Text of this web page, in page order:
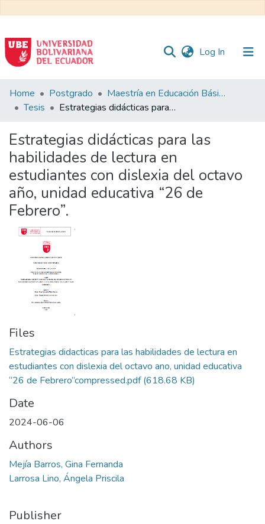
Log In (current)
Communities
&
All of DSpace
Statistics
Home Postgrado
Maestría en Educación Básica
Tesis
Estrategias didácticas para las habilidades de lectura en estudiantes con dislexia del octavo año, unidad educativa “26 de Febrero”.
Estrategias didácticas para las
habilidades de lectura en
estudiantes con dislexia del octavo
año, unidad educativa “26 de
Febrero”.
Files
Estrategias didacticas para las habilidades de lectura en
estudiantes con dislexia del octavo ano, unidad educativa
“26 de Febrero”compressed.pdf(618.68 KB)
Date
2024-06-06
Authors
Mejía Barros, Gina Fernanda
Larrosa Lino, Ángela Priscila
Publisher